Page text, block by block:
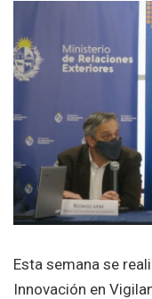
Esta semana se
Innovación en